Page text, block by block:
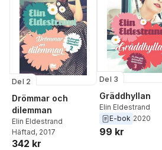
Del 2
Drömmar och
dilemman
Elin Eldestrand
Häftad, 2017
342 kr
Del 3
Gräddhyllan
Elin Eldestrand
E-bok 2020
99 kr